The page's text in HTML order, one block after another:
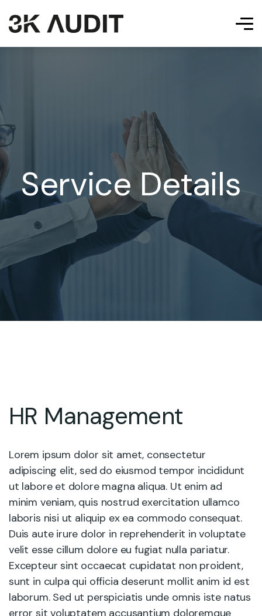
Service Details
HR Management
Lorem ipsum dolor sit amet, consectetur
adipiscing elit, sed do eiusmod tempor incididunt
ut labore et dolore magna aliqua. Ut enim ad
minim veniam, quis nostrud exercitation ullamco
laboris nisi ut aliquip ex ea commodo consequat.
Duis aute irure dolor in reprehenderit in voluptate
velit esse cillum dolore eu fugiat nulla pariatur.
Excepteur sint occaecat cupidatat non proident,
sunt in culpa qui officia deserunt mollit anim id est
laborum. Sed ut perspiciatis unde omnis iste natus
error sit voluptatem accusantium doloremque